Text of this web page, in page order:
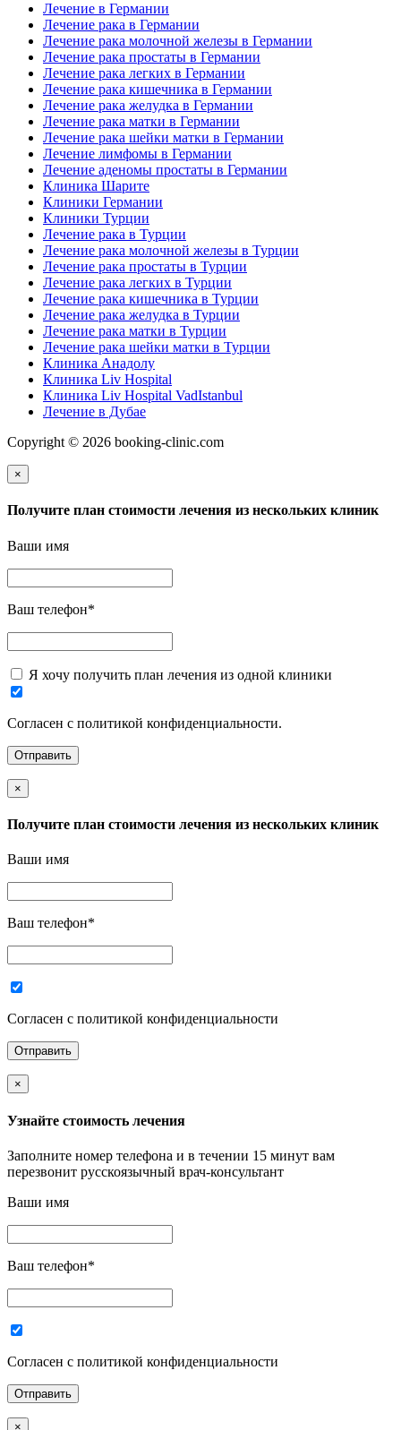
Лечение в Германии
Лечение рака в Германии
Лечение рака молочной железы в Германии
Лечение рака простаты в Германии
Лечение рака легких в Германии
Лечение рака кишечника в Германии
Лечение рака желудка в Германии
Лечение рака матки в Германии
Лечение рака шейки матки в Германии
Лечение лимфомы в Германии
Лечение аденомы простаты в Германии
Клиника Шарите
Клиники Германии
Клиники Турции
Лечение рака в Турции
Лечение рака молочной железы в Турции
Лечение рака простаты в Турции
Лечение рака легких в Турции
Лечение рака кишечника в Турции
Лечение рака желудка в Турции
Лечение рака матки в Турции
Лечение рака шейки матки в Турции
Клиника Анадолу
Клиника Liv Hospital
Клиника Liv Hospital VadIstanbul
Лечение в Дубае
Copyright © 2026 booking-clinic.com
×
Получите план стоимости лечения из нескольких клиник
Ваши имя
Ваш телефон*
Я хочу получить план лечения из одной клиники
Согласен с политикой конфиденциальности.
×
Получите план стоимости лечения из нескольких клиник
Ваши имя
Ваш телефон*
Согласен с политикой конфиденциальности
×
Узнайте стоимость лечения
Заполните номер телефона и в течении 15 минут вам
перезвонит русскоязычный врач-консультант
Ваши имя
Ваш телефон*
Согласен с политикой конфиденциальности
×